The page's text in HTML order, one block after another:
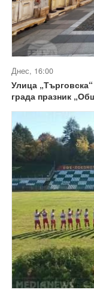
Днес, 16:00
Улица
града празник